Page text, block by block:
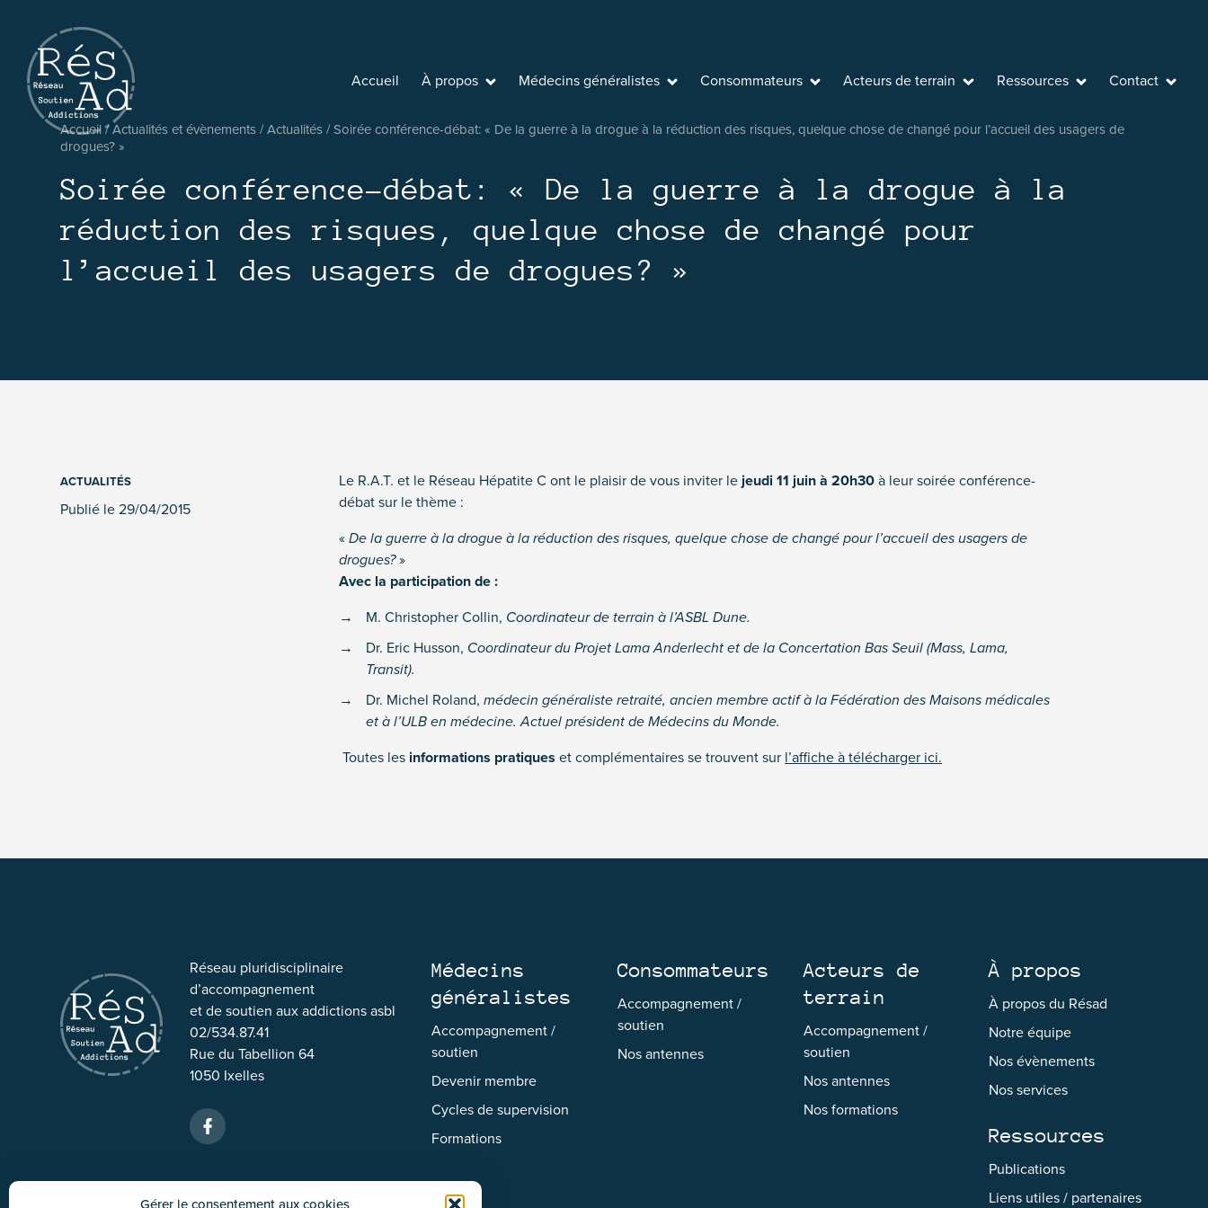
Réseau pluridisciplinaire d’accompagnement et de soutien aux addictions asbl
Accueil À propos Médecins généralistes Consommateurs Acteurs de terrain Ressources Contact
Accueil/Actualités et évènements/Actualités/Soirée conférence-débat: « De la guerre à la drogue à la réduction des risques, quelque chose de changé pour l’accueil des usagers de
drogues? »
Soirée conférence-débat: « De la guerre à la drogue à la
réduction des risques, quelque chose de changé pour
l’accueil des usagers de drogues? »
ACTUALITÉS
Publié le 29/04/2015
Le R.A.T. et le Réseau Hépatite C ont le plaisir de vous inviter lejeudi 11 juin à 20h30à leur soirée conférence-
débat sur le thème :
«De la guerre à la drogue à la réduction des risques, quelque chose de changé pour l’accueil des usagers de
drogues?»
Avec la participation de :
M. Christopher Collin, Coordinateur de terrain à l’ASBL Dune.
Dr. Eric Husson, Coordinateur du Projet Lama Anderlecht et de la Concertation Bas Seuil (Mass, Lama,
Transit).
Dr. Michel Roland,médecin généraliste retraité, ancien membre actif à la Fédération des Maisons médicales
et à l’ULB en médecine. Actuel président de Médecins du Monde.
Toutes les informations pratiques et complémentaires se trouvent sur l’affiche à télécharger ici.
Réseau pluridisciplinaire
d’accompagnement
et de soutien aux addictions asbl
02/534.87.41
Rue du Tabellion 64
1050 Ixelles
Médecins
généralistes
Accompagnement /
soutien
Devenir membre
Cycles de supervision
Formations
Consommateurs
Accompagnement /
soutien
Nos antennes
Acteurs de
terrain
Accompagnement /
soutien
Nos antennes
Nos formations
À propos
À propos du Résad
Notre équipe
Nos évènements
Nos services
Ressources
Publications
Liens utiles / partenaires